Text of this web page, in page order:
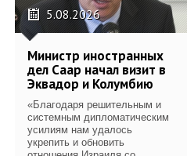
5.08.2026
Министр иностранных
дел Саар начал визит в
Эквадор и Колумбию
«Благодаря решительным и
системным дипломатическим
усилиям нам удалось
укрепить и обновить